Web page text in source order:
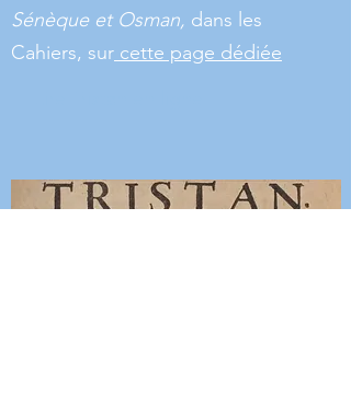
Sénèque et Osman, dans les
Cahiers, sur cette page dédiée